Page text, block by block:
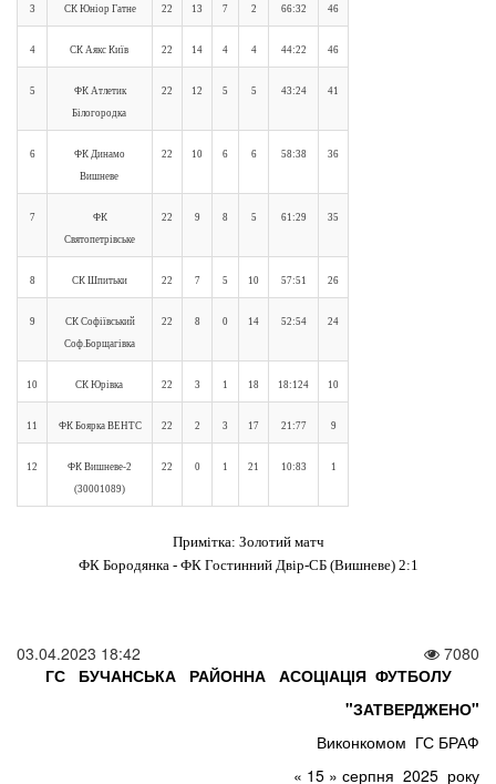
3 СК Юніор Гатне 22 13 7 2 66:32 46
4 СК Аякс Київ 22 14 4 4 44:22 46
5
ФК Атлетик
Білогородка
22 12 5 5 43:24 41
6
ФК Динамо
Вишневе
22 10 6 6 58:38 36
7
ФК
Святопетрівське
22 9 8 5 61:29 35
8 СК Шпитьки 22 7 5 10 57:51 26
9
СК Софіївський
Соф.Борщагівка
22 8 0 14 52:54 24
10 СК Юрівка 22 3 1 18 18:124 10
11 ФК Боярка ВЕНТС 22 2 3 17 21:77 9
12
ФК Вишневе-2
(30001089)
22 0 1 21 10:83 1
Примітка: Золотий матч
ФК Бородянка - ФК Гостинний Двір-СБ (Вишневе) 2:1
03.04.2023 18:42
7080
ГС БУЧАНСЬКА РАЙОННА АСОЦІАЦІЯФУТБОЛУ
"ЗАТВЕРДЖЕНО"
Виконкомом ГС БРАФ
« 15 » серпня 2025 року